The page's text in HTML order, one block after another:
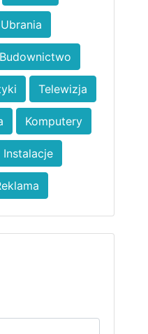
Ubrania
Budownictwo
Telewizja
Komputery
Instalacje